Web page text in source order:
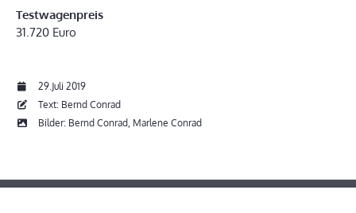
Testwagenpreis
31.720 Euro
29.Juli 2019
Text: Bernd Conrad
Bilder: Bernd Conrad, Marlene Conrad